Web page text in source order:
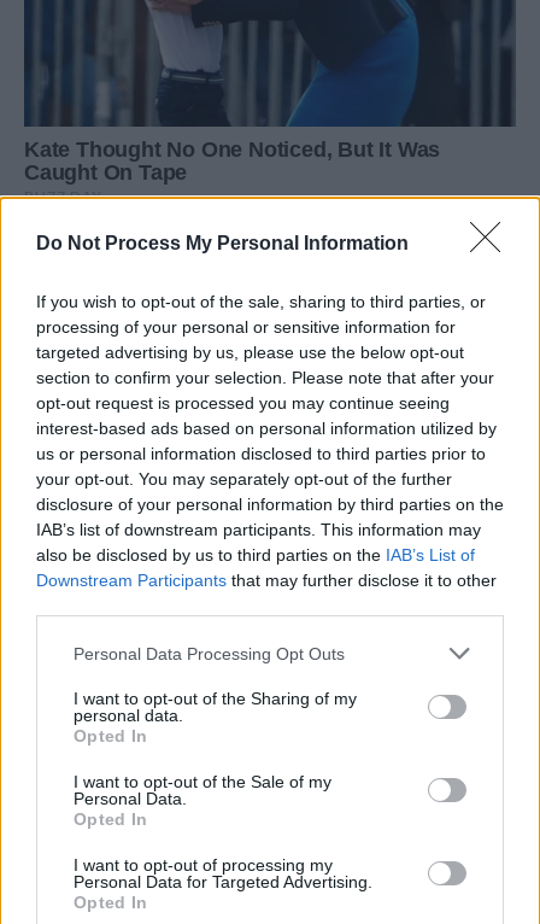
Do Not Process My Personal Information
If you wish to opt-out of the sale, sharing to third parties, or
processing of your personal or sensitive information for
targeted advertising by us, please use the below opt-out
section to confirm your selection. Please note that after your
opt-out request is processed you may continue seeing
interest-based ads based on personal information utilized by
us or personal information disclosed to third parties prior to
your opt-out. You may separately opt-out of the further
disclosure of your personal information by third parties on the
IAB’s list of downstream participants. This information may
also be disclosed by us to third parties on the IAB’s List of
Downstream Participants that may further disclose it to other
Personal Data Processing Opt Outs
I want to opt-out of the Sharing of my
personal data.
Opted In
I want to opt-out of the Sale of my
Personal Data.
Opted In
I want to opt-out of processing my
Personal Data for Targeted Advertising.
Opted In